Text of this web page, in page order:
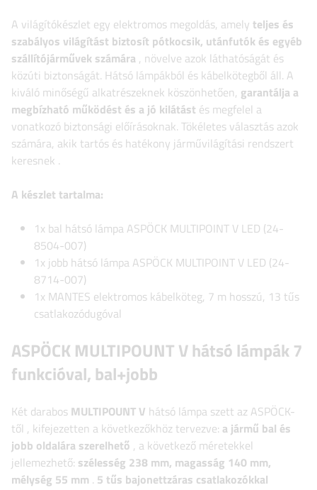
A világítókészlet egy elektromos megoldás, amely teljes és
szabályos világítást biztosít pótkocsik, utánfutók és egyéb
szállítójárművek számára , növelve azok láthatóságát és
közúti biztonságát. Hátsó lámpákból és kábelkötegből áll. A
kiváló minőségű alkatrészeknek köszönhetően, garantálja a
megbízható működést és a jó kilátást és megfelel a
vonatkozó biztonsági előírásoknak. Tökéletes választás azok
számára, akik tartós és hatékony járművilágítási rendszert
keresnek .
A készlet tartalma:
1x bal hátsó lámpa ASPÖCK MULTIPOINT V LED (24-
8504-007)
1x jobb hátsó lámpa ASPÖCK MULTIPOINT V LED (24-
8714-007)
1x MANTES elektromos kábelköteg, 7 m hosszú, 13 tűs
csatlakozódugóval
ASPÖCKMULTIPOUNTV hátsó lámpák 7
funkcióval, bal+jobb
Két darabos MULTIPOUNT V hátsó lámpa szett az ASPÖCK-
től , kifejezetten a következőkhöz tervezve: a jármű bal és
jobb oldalára szerelhető , a következő méretekkel
jellemezhető: szélesség 238 mm, magasság 140 mm,
mélység 55 mm . 5 tűs bajonettzáras csatlakozókkal